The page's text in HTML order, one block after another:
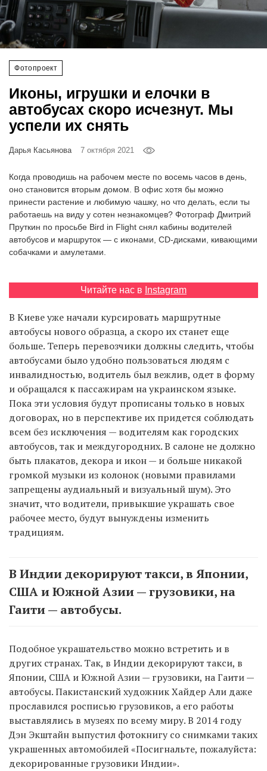
Фотопроект
Иконы, игрушки и елочки в
автобусах скоро исчезнут. Мы
успели их снять
Дарья Касьянова 7 октября 2021
Когда проводишь на рабочем месте по восемь часов в день,
оно становится вторым домом. В офис хотя бы можно
принести растение и любимую чашку, но что делать, если ты
работаешь на виду у сотен незнакомцев? Фотограф Дмитрий
Пруткин по просьбе Bird in Flight снял кабины водителей
автобусов и маршруток — с иконами, CD-дисками, кивающими
собачками и амулетами.
Читайте нас в Instagram
В Киеве уже начали курсировать маршрутные
автобусы нового образца, а скоро их станет еще
больше. Теперь перевозчики должны следить, чтобы
автобусами было удобно пользоваться людям с
инвалидностью, водитель был вежлив, одет в форму
и обращался к пассажирам на украинском языке.
Пока эти условия будут прописаны только в новых
договорах, но в перспективе их придется соблюдать
всем без исключения — водителям как городских
автобусов, так и междугородних. В салоне не должно
быть плакатов, декора и икон — и больше никакой
громкой музыки из колонок (новыми правилами
запрещены аудиальный и визуальный шум). Это
значит, что водители, привыкшие украшать свое
рабочее место, будут вынуждены изменить
традициям.
В Индии декорируют такси, в Японии,
США и Южной Азии — грузовики, на
Гаити — автобусы.
Подобное украшательство можно встретить и в
других странах. Так, в Индии декорируют такси, в
Японии, США и Южной Азии — грузовики, на Гаити —
автобусы. Пакистанский художник Хайдер Али даже
прославился росписью грузовиков, а его работы
выставлялись в музеях по всему миру. В 2014 году
Дэн Экштайн выпустил фотокнигу со снимками таких
украшенных автомобилей «Посигнальте, пожалуйста:
декорированные грузовики Индии».